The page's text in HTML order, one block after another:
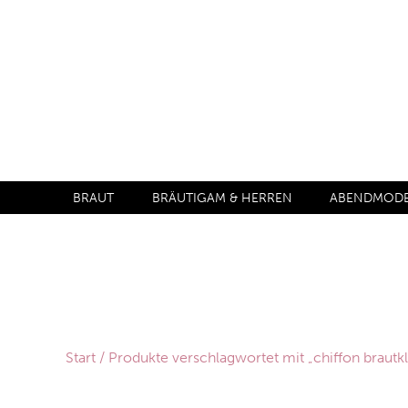
BRAUT BRÄUTIGAM & HERREN
Start / Produkte verschlagwortet mit „chiffon